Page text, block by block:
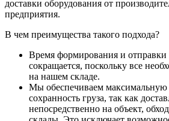
доставки оборудования от
предприятия.
В чем преимущества такого подхода?
Время формирования и отправки
сокращается, поскольку все
на нашем складе.
Мы обеспечиваем максимальную
сохранность груза, так как
непосредственно на объект,